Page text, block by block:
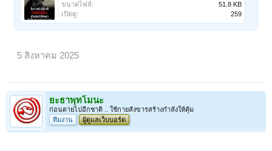
ขนาดไฟล์:
51.8 KB
เปิดดู:
259
5 สิงหาคม 2025
ยะธาพุทโมนะ
ก่อนตายไปอีกชาติ .. ใช้กายสังขารสร้างกำลังให้คุ้ม
ทีมงาน
ผู้ดูแลเว็บบอร์ด